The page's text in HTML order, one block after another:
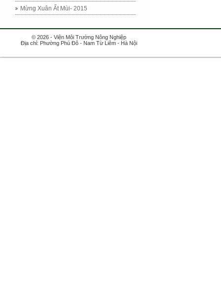
Mừng Xuân Ất Mùi- 2015
© 2026 - Viện Môi Trường Nông Nghiệp
Địa chỉ: Phường Phú Đô - Nam Từ Liêm - Hà Nội